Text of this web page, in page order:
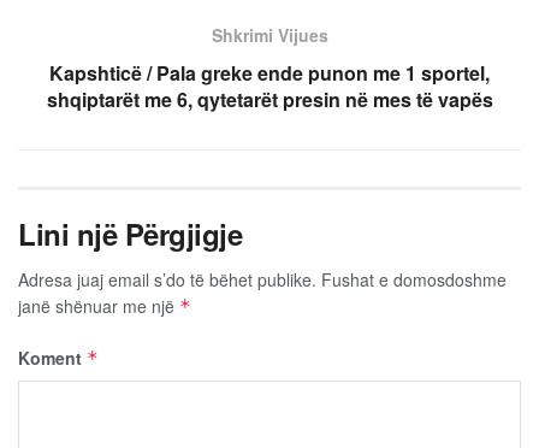
Shkrimi Vijues
Kapshticë / Pala greke ende punon me 1 sportel,
shqiptarët me 6, qytetarët presin në mes të vapës
Lini një Përgjigje
Adresa juaj email s’do të bëhet publike. Fushat e domosdoshme
janë shënuar me një *
Koment *